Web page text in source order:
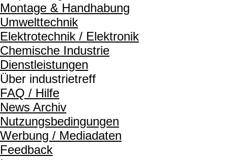
Montage & Handhabung
Umwelttechnik
Elektrotechnik / Elektronik
Chemische Industrie
Dienstleistungen
Über industrietreff
FAQ / Hilfe
News Archiv
Nutzungsbedingungen
Werbung / Mediadaten
Feedback